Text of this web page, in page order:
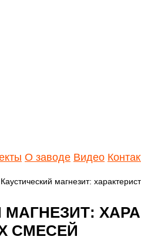
О заводе Видео
магнезит:
МАГНЕЗИТ:
СМЕСЕЙ